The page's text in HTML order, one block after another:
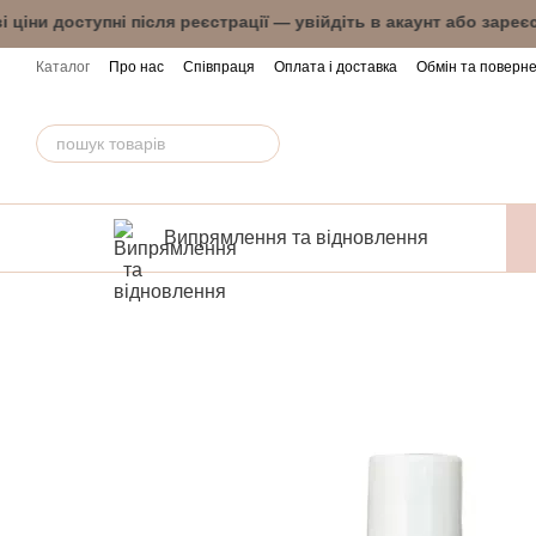
Перейти до основного контенту
ціни доступні після реєстрації — увійдіть
Каталог Про нас Співпраця Оплата і доставка Обмін та
Випрямлення та відновлення